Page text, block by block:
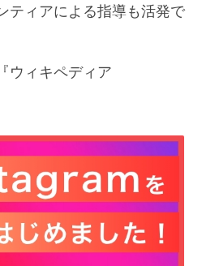
ティアによる指導も活発で
ウィキペディア